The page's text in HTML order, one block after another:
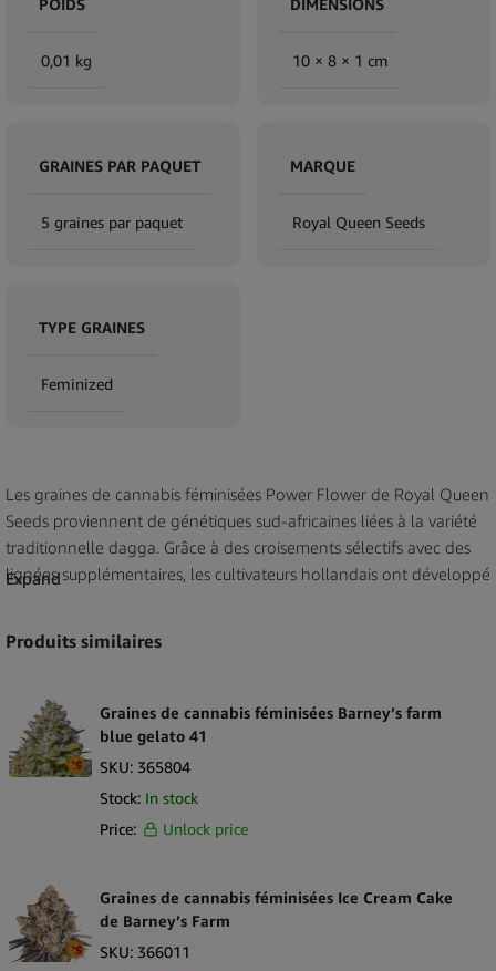
POIDS
0,01 kg
DIMENSIONS
10 × 8 × 1 cm
GRAINES PAR PAQUET
5 graines par paquet
MARQUE
Royal Queen Seeds
TYPE GRAINES
Feminized
Les graines de cannabis féminisées Power Flower de Royal Queen
Seeds proviennent de génétiques sud-africaines liées à la variété
traditionnelle dagga. Grâce à des croisements sélectifs avec des
lignées supplémentaires, les cultivateurs hollandais ont développé
produire des fleurs riches en terpènes qui contribuent à un parfum
Power Flower est une variété de graines féminisées créée pour
favoriser le développement de plantes femelles conformément
aux pratiques modernes de sélection féminisée. Le profil
aromatique reflète souvent des notes vives et complexes
façonnées par l’héritage de la variété. Avec des origines
Flower constitue une option remarquable pour les détaillants
recherchant un hybride avec une lignée reconnaissable issue des
traditions du cannabis sud-africain.
Expand
Produits similaires
Graines de cannabis féminisées Barney’s farm
blue gelato 41
SKU: 365804
Stock: In stock
Price:
Unlock price
Graines de cannabis féminisées Ice Cream Cake
de Barney’s Farm
SKU: 366011